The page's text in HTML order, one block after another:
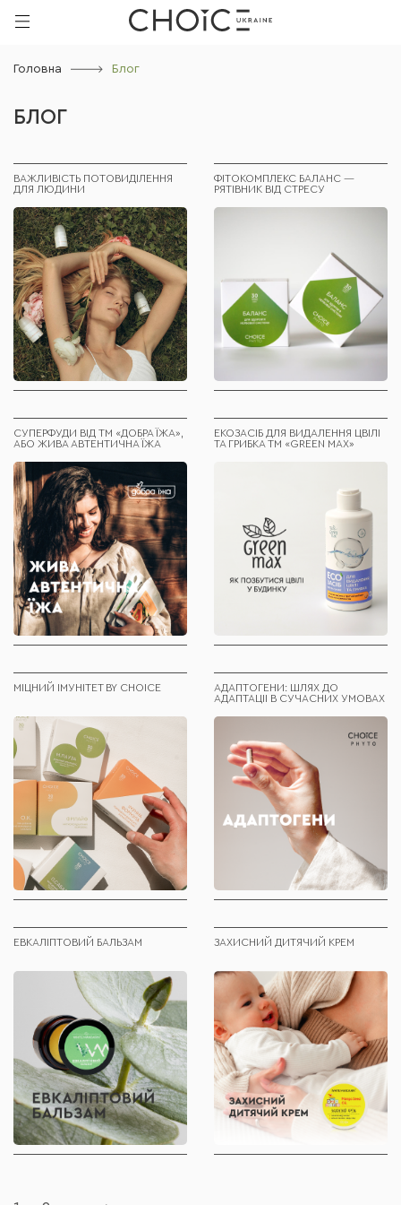
Головна Блог
БЛОГ
ВАЖЛИВІСТЬ ПОТОВИДІЛЕННЯ
ДЛЯ ЛЮДИНИ
ФІТОКОМПЛЕКС БАЛАНС —
РЯТІВНИК ВІД СТРЕСУ
СУПЕРФУДИ ВІД ТМ «ДОБРА ЇЖА»,
АБО ЖИВА АВТЕНТИЧНА ЇЖА
ЕКОЗАСІБ ДЛЯ ВИДАЛЕННЯ ЦВІЛІ
ТА ГРИБКА ТМ «GREEN MAX»
МІЦНИЙ ІМУНІТЕТ BY CHOICE
АДАПТОГЕНИ: ШЛЯХ ДО
АДАПТАЦІІ В СУЧАСНИХ УМОВАХ
ЕВКАЛІПТОВИЙ БАЛЬЗАМ ЗАХИСНИЙ ДИТЯЧИЙ КРЕМ